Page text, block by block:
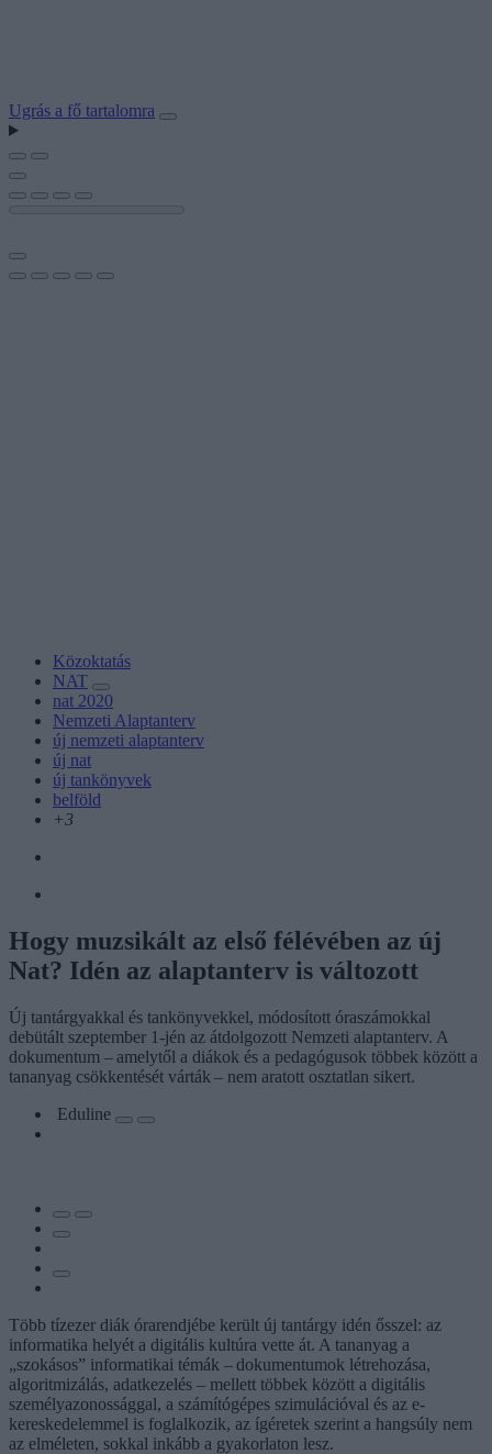
Ugrás a fő tartalomra
Közoktatás
NAT
nat 2020
Nemzeti Alaptanterv
új nemzeti alaptanterv
új nat
új tankönyvek
belföld
+3
Hogy muzsikált az első félévében az új
Nat? Idén az alaptanterv is változott
Új tantárgyakkal és tankönyvekkel, módosított óraszámokkal
debütált szeptember 1-jén az átdolgozott Nemzeti alaptanterv. A
dokumentum – amelytől a diákok és a pedagógusok többek között a
tananyag csökkentését várták – nem aratott osztatlan sikert.
Eduline
Több tízezer diák órarendjébe került új tantárgy idén ősszel: az
informatika helyét a digitális kultúra vette át. A tananyag a
„szokásos” informatikai témák – dokumentumok létrehozása,
algoritmizálás, adatkezelés – mellett többek között a digitális
személyazonossággal, a számítógépes szimulációval és az e-
kereskedelemmel is foglalkozik, az ígéretek szerint a hangsúly nem
az elméleten, sokkal inkább a gyakorlaton lesz.